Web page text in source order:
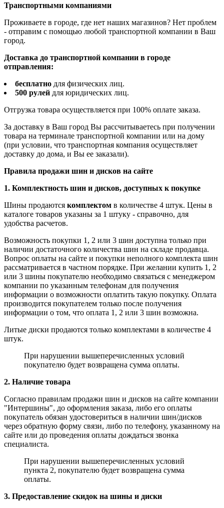
Транспортными компаниями
Проживаете в городе, где нет наших магазинов? Нет проблем
- отправим с помощью любой транспортной компании в Ваш
город.
Доставка до транспортной компании в городе
отправления:
бесплатно для физических лиц.
500 рулей для юридических лиц.
Отгрузка товара осуществляется при 100% оплате заказа.
За доставку в Ваш город Вы рассчитываетесь при получении
товара на терминале транспортной компании или на дому
(при условии, что транспортная компания осуществляет
доставку до дома, и Вы ее заказали).
Правила продажи шин и дисков на сайте
1. Комплектность шин и дисков, доступных к покупке
Шины продаются комплектом в количестве 4 штук. Цены в
каталоге товаров указаны за 1 штуку - справочно, для
удобства расчетов.
Возможность покупки 1, 2 или 3 шин доступна только при
наличии достаточного количества шин на складе продавца.
Вопрос оплаты на сайте и покупки неполного комплекта шин
рассматривается в частном порядке. При желании купить 1, 2
или 3 шины покупателю необходимо связаться с менеджером
компании по указанным телефонам для получения
информации о возможности оплатить такую покупку. Оплата
производится покупателем только после получения
информации о том, что оплата 1, 2 или 3 шин возможна.
Литые диски продаются только комплектами в количестве 4
штук.
При нарушении вышеперечисленных условий
покупателю будет возвращена сумма оплаты.
2. Наличие товара
Согласно правилам продажи шин и дисков на сайте компании
"Интершины", до оформления заказа, либо его оплаты
покупатель обязан удостовериться в наличии шин/дисков
через обратную форму связи, либо по телефону, указанному на
сайте или до проведения оплаты дождаться звонка
специалиста.
При нарушении вышеперечисленных условий
пункта 2, покупателю будет возвращена сумма
оплаты.
3. Предоставление скидок на шины и диски